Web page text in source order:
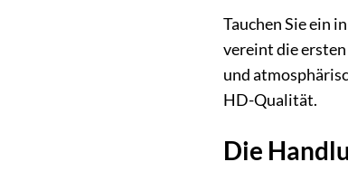
Tauchen Sie ein
vereint die
und
HD-Qualität.
Die